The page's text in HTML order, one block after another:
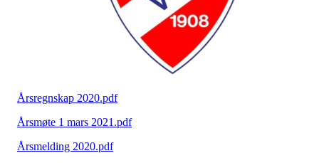
Årsregnskap 2020.pdf
Årsmøte 1 mars 2021.pdf
Årsmelding 2020.pdf